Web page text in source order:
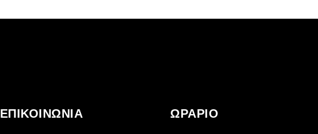
ΕΠΙΚΟΙΝΩΝΙΑ ΩΡΑΡΙΟ